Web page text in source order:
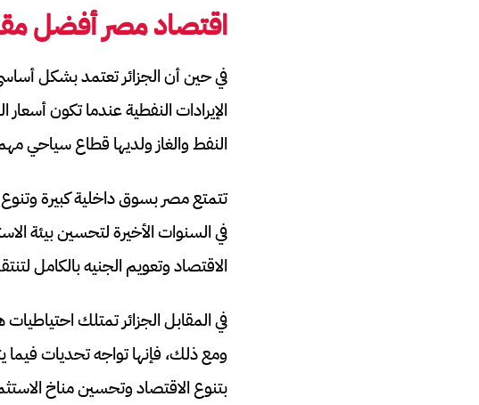
اقتصاد مصر أفضل
في حين أن الجزائر تعتمد بشكل
الإيرادات النفطية عندما تكون
النفط والغاز ولديها قطاع سياحي
تتمتع مصر بسوق داخلية كبيرة
في السنوات الأخيرة لتحسين بيئة
الاقتصاد وتعويم الجنيه بالكامل
في المقابل الجزائر تمتلك
ومع ذلك، فإنها تواجه تحديات فيما
بتنوع الاقتصاد وتحسين مناخ